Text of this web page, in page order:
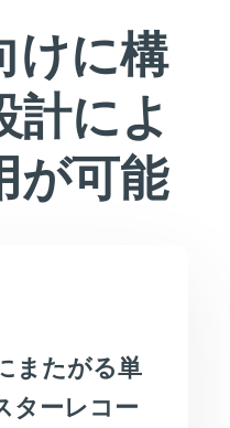
けに構
計によ
が可能
またがる単
ターレコー